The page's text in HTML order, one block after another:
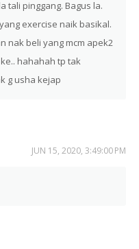
tali pinggang. Bagus la.
exercise naik basikal.
nak beli yang mcm apek2
hahahah tp tak
g usha kejap
JUN 15, 2020, 3:49:00 PM